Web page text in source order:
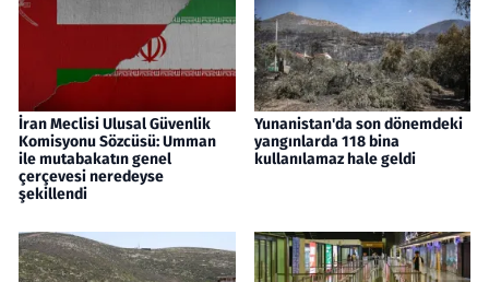
İran Meclisi Ulusal Güvenlik
Komisyonu Sözcüsü: Umman
ile mutabakatın genel
çerçevesi neredeyse
şekillendi
Yunanistan'da son dönemdeki
yangınlarda 118 bina
kullanılamaz hale geldi